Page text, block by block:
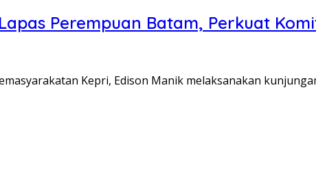
Perempuan Batam, Perkuat
Kepri, Edison Manik melaksanakan